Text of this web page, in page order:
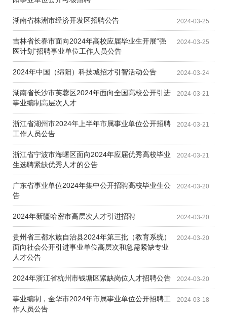
2024-03-25
湖南省株洲市经济开发区招聘公告
2024-03-25
吉林省长春市面向2024年高校应届毕业生开展“强
医计划”招聘事业单位工作人员公告
2024-03-24
2024年中国（绵阳）科技城招才引智活动公告
2024-03-21
湖南省长沙市芙蓉区2024年面向全国高校公开引进
事业编制高层次人才
2024-03-21
浙江省湖州市2024年上半年市属事业单位公开招聘
工作人员公告
2024-03-21
浙江省宁波市海曙区面向2024年应届优秀高校毕业
生选聘紧缺优秀人才的公告
2024-03-20
广东省事业单位2024年集中公开招聘高校毕业生公
告
2024-03-20
2024年新疆哈密市高层次人才引进招聘
2024-03-20
贵州省三都水族自治县2024年第三批（教育系统）
面向社会公开引进事业单位高层次和急需紧缺专业
人才公告
2024-03-20
2024年浙江省杭州市钱塘区紧缺岗位人才招聘公告
2024-03-18
事业编制，金华市2024年市属事业单位公开招聘工
作人员公告